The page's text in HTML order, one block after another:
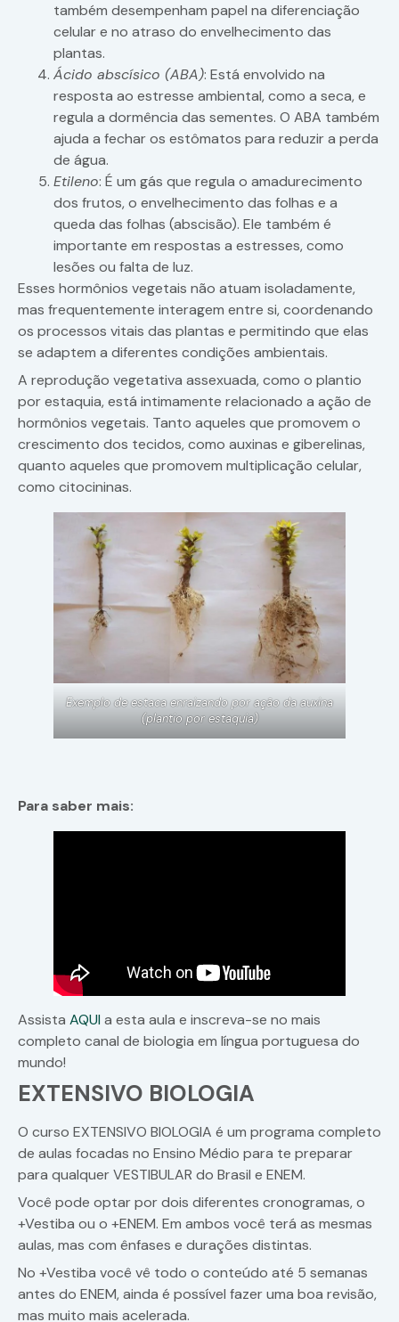
também desempenham papel na diferenciação
celular e no atraso do envelhecimento das
plantas.
Ácido abscísico (ABA): Está envolvido na
resposta ao estresse ambiental, como a seca, e
regula a dormência das sementes. O ABA também
ajuda a fechar os estômatos para reduzir a perda
de água.
Etileno: É um gás que regula o amadurecimento
dos frutos, o envelhecimento das folhas e a
queda das folhas (abscisão). Ele também é
importante em respostas a estresses, como
lesões ou falta de luz.
Esses hormônios vegetais não atuam isoladamente,
mas frequentemente interagem entre si, coordenando
os processos vitais das plantas e permitindo que elas
se adaptem a diferentes condições ambientais.
A reprodução vegetativa assexuada, como o plantio
por estaquia, está intimamente relacionado a ação de
hormônios vegetais. Tanto aqueles que promovem o
crescimento dos tecidos, como auxinas e giberelinas,
quanto aqueles que promovem multiplicação celular,
como citocininas.
Exemplo de estaca enraizando por ação da auxina
(plantio por estaquia)
Para saber mais:
Assista AQUI a esta aula e inscreva-se no mais
completo canal de biologia em língua portuguesa do
mundo!
EXTENSIVO BIOLOGIA
O curso EXTENSIVO BIOLOGIA é um programa completo
de aulas focadas no Ensino Médio para te preparar
para qualquer VESTIBULAR do Brasil e ENEM.
Você pode optar por dois diferentes cronogramas, o
+Vestiba ou o +ENEM. Em ambos você terá as mesmas
aulas, mas com ênfases e durações distintas.
No +Vestiba você vê todo o conteúdo até 5 semanas
antes do ENEM, ainda é possível fazer uma boa revisão,
mas muito mais acelerada.